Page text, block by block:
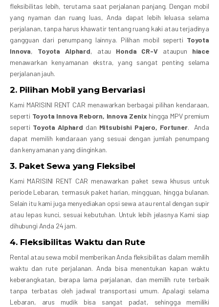
fleksibilitas lebih, terutama saat perjalanan panjang. Dengan mobil
yang nyaman dan ruang luas, Anda dapat lebih leluasa selama
perjalanan, tanpa harus khawatir tentang ruang kaki atau terjadinya
gangguan dari penumpang lainnya. Pilihan mobil seperti Toyota
Innova, Toyota Alphard, atau Honda CR-Vataupun hiace
menawarkan kenyamanan ekstra, yang sangat penting selama
perjalanan jauh.
2. Pilihan Mobil yang Bervariasi
Kami MARISINI RENT CAR menawarkan berbagai pilihan kendaraan,
seperti Toyota Innova Reborn, Innova Zenix hingga MPV premium
seperti Toyota Alphard dan Mitsubishi Pajero, Fortuner. Anda
dapat memilih kendaraan yang sesuai dengan jumlah penumpang
dan kenyamanan yang diinginkan.
3. Paket Sewa yang Fleksibel
Kami MARISINI RENT CAR menawarkan paket sewa khusus untuk
periode Lebaran, termasuk paket harian, mingguan, hingga bulanan.
Selain itu kami juga menyediakan opsi sewa atau rental dengan supir
atau lepas kunci, sesuai kebutuhan. Untuk lebih jelasnya Kami siap
dihubungi Anda 24 jam.
4. Fleksibilitas Waktu dan Rute
Rental atau sewa mobil memberikan Anda fleksibilitas dalam memilih
waktu dan rute perjalanan. Anda bisa menentukan kapan waktu
keberangkatan, berapa lama perjalanan, dan memilih rute terbaik
tanpa terbatas oleh jadwal transportasi umum. Apalagi selama
Lebaran, arus mudik bisa sangat padat, sehingga memiliki